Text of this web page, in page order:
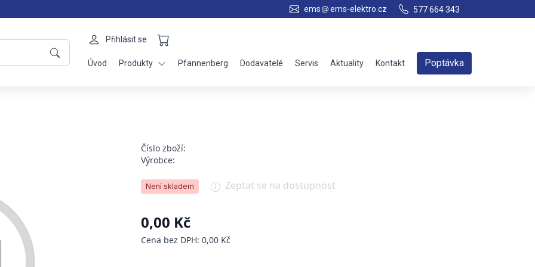
ems ems-elektro.cz 577 664 343
Přihlásit se
Úvod Produkty Pfannenberg Dodavatelé Servis Aktuality Kontakt Poptávka
Číslo zboží:
Výrobce:
Není skladem Zeptat se na dostupnost
0,00 Kč
Cena bez DPH: 0,00 Kč